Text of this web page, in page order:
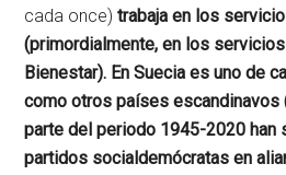
cada once)trabaja en los
(primordialmente, en los
Bienestar). En Suecia es uno de
como otros países escandinavos
parte del periodo 1945-2020 han
partidos socialdemócratas en